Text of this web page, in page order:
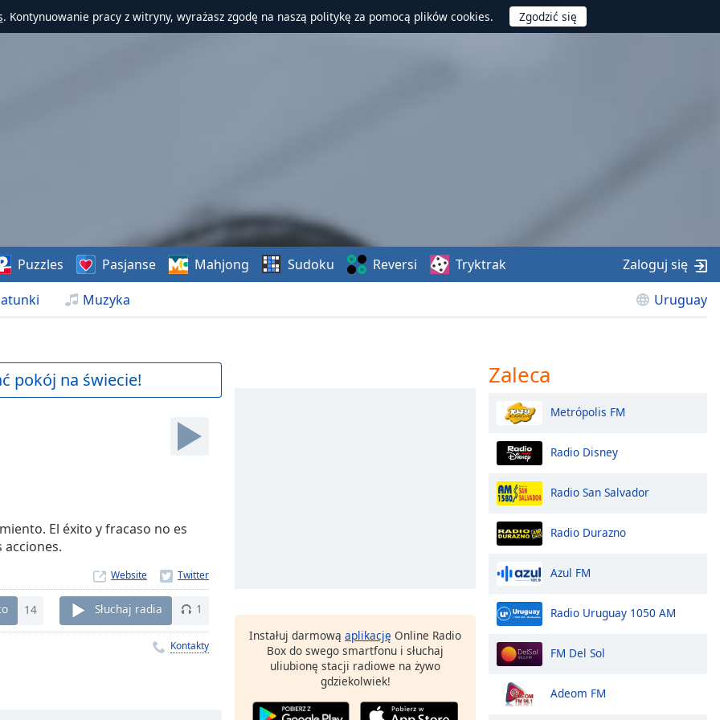
. Kontynuowanie pracy z witryny, wyrażasz zgodę na naszą politykę za pomocą plików cookies.
Muzyka Uruguay
Puzzles Pasjanse Mahjong Sudoku Reversi Tryktrak Zaloguj się
pokój na świecie!
El éxito y fracaso no es
acciones.
Website
14 Słuchaj radia 1
Kontakty
Instałuj darmową aplikację Online Radio
Box do swego smartfonu i słuchaj
uliubionę stacji radiowe na żywo
gdziekolwiek!
Zaleca
Metrópolis FM
Radio Disney
Radio San Salvador
Radio Durazno
Azul FM
Radio Uruguay 1050 AM
FM Del Sol
Adeom FM